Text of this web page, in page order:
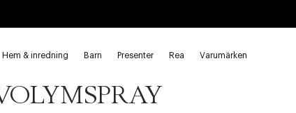
Hem & inredning Barn Presenter Rea Varumärken
Styling SACHAJUAN Volymspray SACHAJUAN